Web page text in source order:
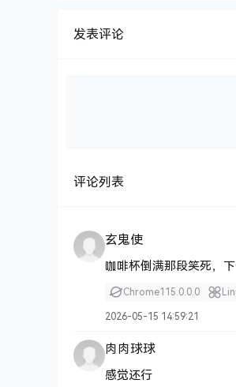
发表评论
评论列表
玄鬼使
咖啡杯倒满那段笑死，
Chrome115.0.0.0
2026-05-15 14:59:21
肉肉球球
感觉还行